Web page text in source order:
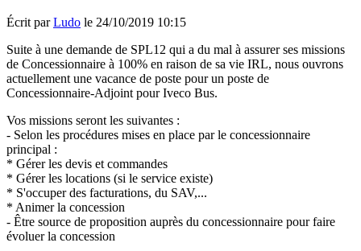
Écrit parLudo le 24/10/2019 10:15
Suite à une demande de SPL12 qui a du mal à assurer ses missions
de Concessionnaire à 100% en raison de sa vie IRL, nous ouvrons
actuellement une vacance de poste pour un poste de
Concessionnaire-Adjoint pour Iveco Bus.
Vos missions seront les suivantes :
- Selon les procédures mises en place par le concessionnaire
principal :
* Gérer les devis et commandes
* Gérer les locations (si le service existe)
* S'occuper des facturations, du SAV,...
* Animer la concession
- Être source de proposition auprès du concessionnaire pour faire
évoluer la concession